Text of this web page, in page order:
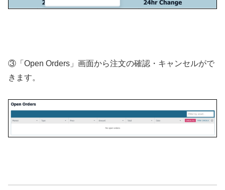
③「Open Orders」画面から注文の確認・キャンセルがで
きます。